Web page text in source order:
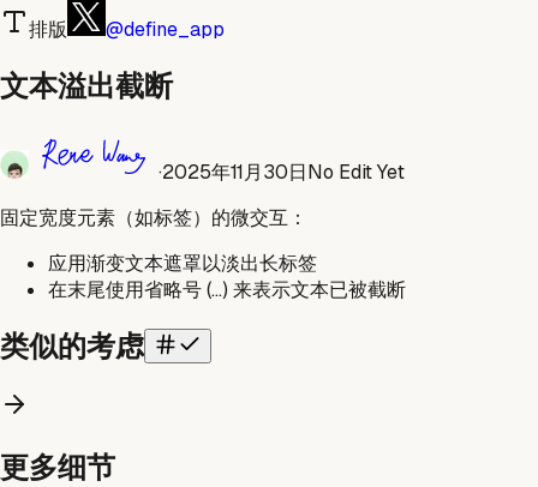
排版 @define_app
文本溢出截断
·2025年11月30日No Edit Yet
固定宽度元素（如标签）的微交互：
应用渐变文本遮罩以淡出长标签
在末尾使用省略号 (...) 来表示文本已被截断
类似的考虑
更多细节